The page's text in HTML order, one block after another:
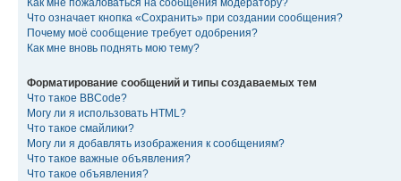
Что означает кнопка «Сохранить» при создании сообщения?
Почему моё сообщение требует одобрения?
Как мне вновь поднять мою тему?
Форматирование сообщений и типы создаваемых тем
Что такое BBCode?
Могу ли я использовать HTML?
Что такое смайлики?
Могу ли я добавлять изображения к сообщениям?
Что такое важные объявления?
Что такое объявления?